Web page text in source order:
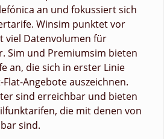
an und fokussiert sich
Winsim punktet vor
viel Datenvolumen für
Sim und Premiumsim bieten
an, die sich in erster Linie
Angebote auszeichnen.
sind erreichbar und bieten
die mit denen von
sind.